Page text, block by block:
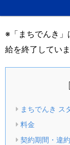
※「まちでんき
給を終了していま
まちでんき ス
料金
契約期間・違